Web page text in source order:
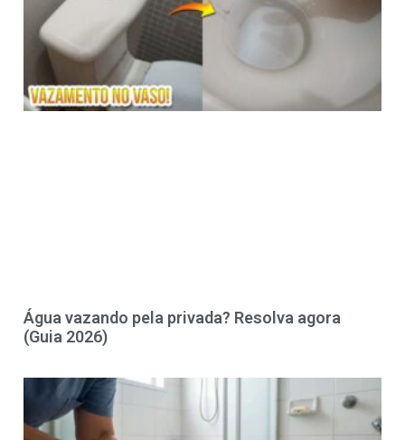
Água vazando pela privada? Resolva agora
(Guia 2026)